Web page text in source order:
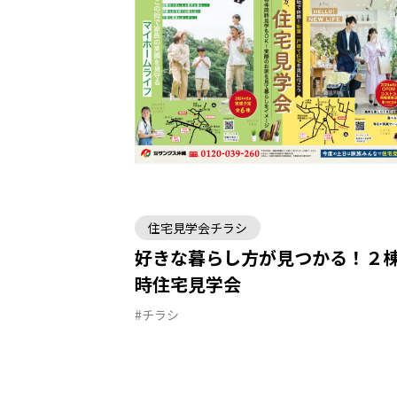
住宅見学会チラシ
好きな暮らし方が見つかる！２
時住宅見学会
#チラシ